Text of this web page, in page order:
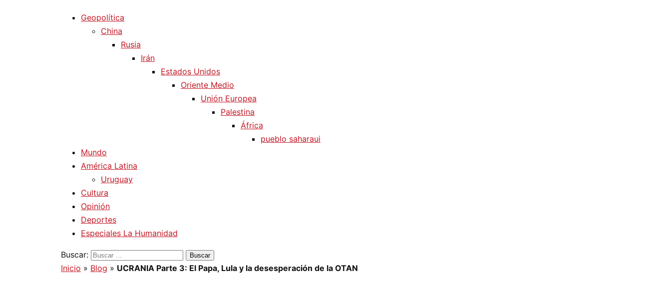
Geopolítica
China
Rusia
Irán
Estados Unidos
Oriente Medio
Unión Europea
Palestina
África
pueblo saharaui
Mundo
América Latina
Uruguay
Cultura
Opinión
Deportes
Especiales La Humanidad
Buscar:
Inicio » Blog » UCRANIA Parte 3: El Papa, Lula y la desesperación de la OTAN